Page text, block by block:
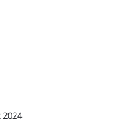
2024